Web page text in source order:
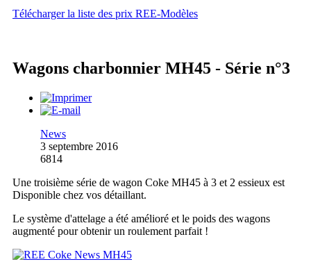
Télécharger la liste des prix REE-Modèles
Wagons charbonnier MH45 - Série n°3
News
3 septembre 2016
6814
Une troisième série de wagon Coke MH45 à 3 et 2 essieux est
Disponible chez vos détaillant.
Le système d'attelage a été amélioré et le poids des wagons
augmenté pour obtenir un roulement parfait !